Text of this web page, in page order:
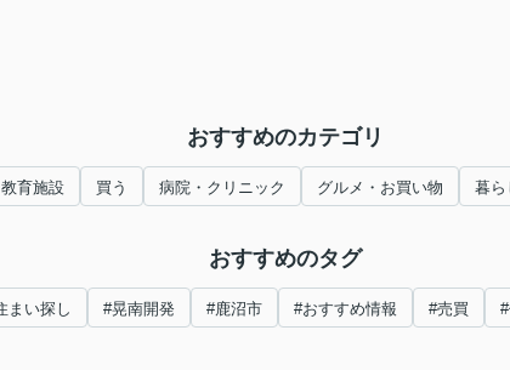
おすすめのカテゴリ
育施設 買う 病院・クリニック グルメ・お買い物 暮ら
おすすめのタグ
まい探し #晃南開発 #鹿沼市 #おすすめ情報 #売買